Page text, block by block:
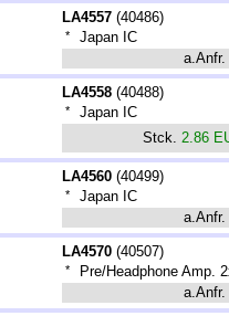
LA4557 (40486)
*
Japan IC
a.Anfr.
LA4558 (40488)
*
Japan IC
Stck. 2.86
LA4560 (40499)
*
Japan IC
a.Anfr.
LA4570 (40507)
*
Pre/Headphone Amp.
a.Anfr.